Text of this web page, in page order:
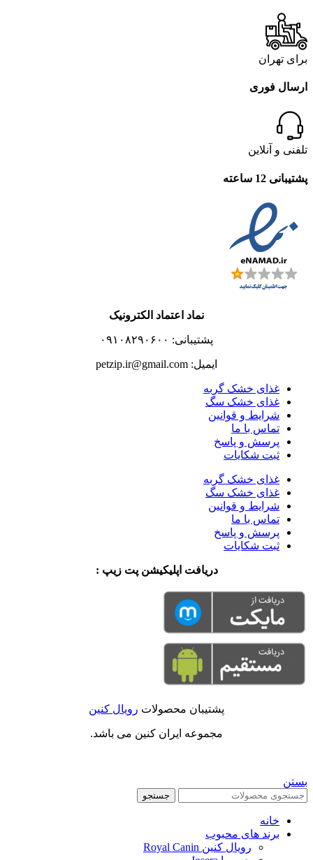
برای تهران
ارسال فوری
تلفنی و آنلاین
پشتیبانی 12 ساعته
نماد اعتماد الکترونیک
پشتیبانی: ۰۹۱۰۸۲۹۰۶۰۰
ایمیل: petzip.ir@gmail.com
غذای خشک گربه
غذای خشک سگ
شرایط و قوانین
تماس با ما
پرسش و پاسخ
ثبت شکایات
غذای خشک گربه
غذای خشک سگ
شرایط و قوانین
تماس با ما
پرسش و پاسخ
ثبت شکایات
دریافت اپلیکیشن پت زیپ :
پشتیبان محصولات رویال کنین
مجموعه ایران کنین می باشد.
بستن
جستجو
خانه
برند های محبوب
رویال کنین Royal Canin